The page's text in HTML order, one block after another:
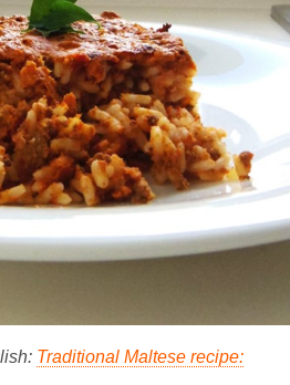
Traditional Maltese recipe: